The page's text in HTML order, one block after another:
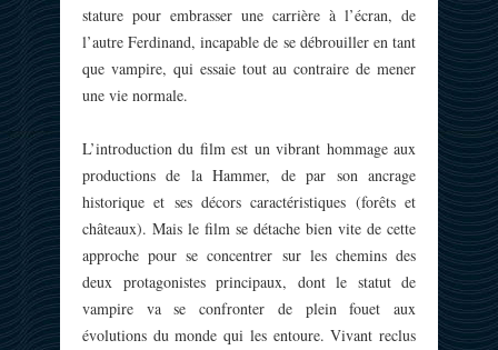
stature pour embrasser une carrière à l’écran, de
l’autre Ferdinand, incapable de se débrouiller en tant
que vampire, qui essaie tout au contraire de mener
une vie normale.
L’introduction du film est un vibrant hommage aux
productions de la Hammer, de par son ancrage
historique et ses décors caractéristiques (forêts et
châteaux). Mais le film se détache bien vite de cette
approche pour se concentrer sur les chemins des
deux protagonistes principaux, dont le statut de
vampire va se confronter de plein fouet aux
évolutions du monde qui les entoure. Vivant reclus